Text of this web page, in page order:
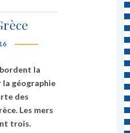
la
la géographie
des
Les mers
trois.